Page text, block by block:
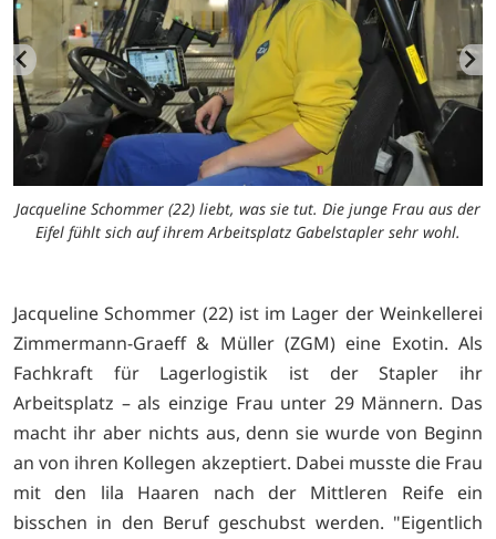
Jacqueline Schommer (22) liebt, was sie tut. Die junge Frau aus der
Eifel fühlt sich auf ihrem Arbeitsplatz Gabelstapler sehr wohl.
Jacqueline Schommer (22) ist im Lager der Weinkellerei
Zimmermann-Graeff & Müller (ZGM) eine Exotin. Als
Fachkraft für Lagerlogistik ist der Stapler ihr
Arbeitsplatz – als einzige Frau unter 29 Männern. Das
macht ihr aber nichts aus, denn sie wurde von Beginn
an von ihren Kollegen akzeptiert. Dabei musste die Frau
mit den lila Haaren nach der Mittleren Reife ein
bisschen in den Beruf geschubst werden. "Eigentlich